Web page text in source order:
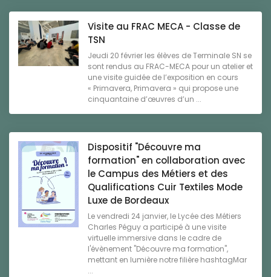
Visite au FRAC MECA - Classe de
TSN
Jeudi 20 février les élèves de Terminale SN se
sont rendus au FRAC-MECA pour un atelier et
une visite guidée de l’exposition en cours
« Primavera, Primavera » qui propose une
cinquantaine d’œuvres d’un ...
Dispositif "Découvre ma
formation" en collaboration avec
le Campus des Métiers et des
Qualifications Cuir Textiles Mode
Luxe de Bordeaux
Le vendredi 24 janvier, le Lycée des Métiers
Charles Péguy a participé à une visite
virtuelle immersive dans le cadre de
l'évènement "Découvre ma formation",
mettant en lumière notre filière hashtagMar
...